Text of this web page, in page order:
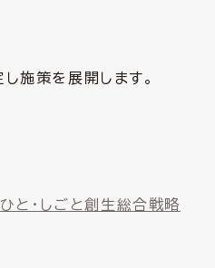
施策を展開します。
ひと・しごと創生総合戦略